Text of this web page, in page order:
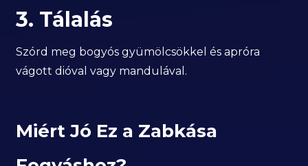
3. Tálalás
Szórd meg bogyós gyümölcsökkel és apróra
vágott dióval vagy mandulával.
Miért Jó Ez a Zabkása